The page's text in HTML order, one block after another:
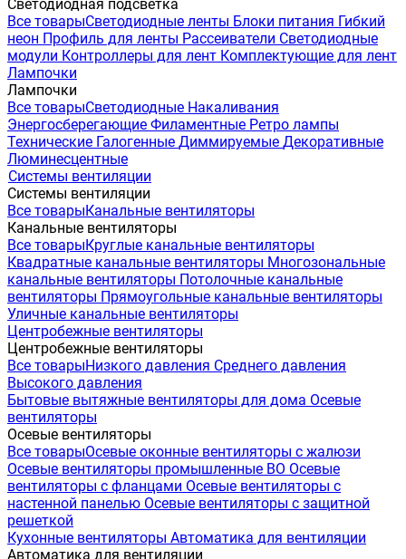
Светодиодная подсветка
Все товарыСветодиодные ленты Блоки питания Гибкий
неон Профиль для ленты Рассеиватели Светодиодные
модули Контроллеры для лент Комплектующие для лент
Лампочки
Лампочки
Все товарыСветодиодные Накаливания
Энергосберегающие Филаментные Ретро лампы
Технические Галогенные Диммируемые Декоративные
Люминесцентные
Системы вентиляции
Системы вентиляции
Все товарыКанальные вентиляторы
Канальные вентиляторы
Все товарыКруглые канальные вентиляторы
Квадратные канальные вентиляторы Многозональные
канальные вентиляторы Потолочные канальные
вентиляторы Прямоугольные канальные вентиляторы
Уличные канальные вентиляторы
Центробежные вентиляторы
Центробежные вентиляторы
Все товарыНизкого давления Среднего давления
Высокого давления
Бытовые вытяжные вентиляторы для дома Осевые
вентиляторы
Осевые вентиляторы
Все товарыОсевые оконные вентиляторы с жалюзи
Осевые вентиляторы промышленные ВО Осевые
вентиляторы с фланцами Осевые вентиляторы с
настенной панелью Осевые вентиляторы с защитной
решеткой
Кухонные вентиляторы Автоматика для вентиляции
Автоматика для вентиляции